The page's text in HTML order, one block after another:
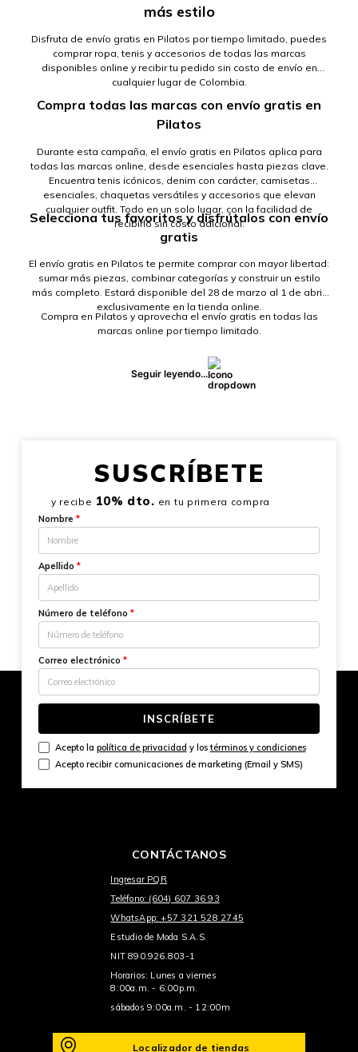
más estilo
Disfruta de envío gratis en Pilatos por tiempo limitado, puedes
comprar ropa, tenis y accesorios de todas las marcas
disponibles online y recibir tu pedido sin costo de envío en
cualquier lugar de Colombia.
Compra todas las marcas con envío gratis en
Pilatos
Durante esta campaña, el envío gratis en Pilatos aplica para
todas las marcas online, desde esenciales hasta piezas clave.
Encuentra tenis icónicos, denim con carácter, camisetas
esenciales, chaquetas versátiles y accesorios que elevan
cualquier outfit. Todo en un solo lugar, con la facilidad de
recibirlo sin costo adicional.
Selecciona tus favoritos y disfrútalos con envío
gratis
El envío gratis en Pilatos te permite comprar con mayor libertad:
sumar más piezas, combinar categorías y construir un estilo
más completo. Estará disponible del 28 de marzo al 1 de abril,
exclusivamente en la tienda online.
Compra en Pilatos y aprovecha el envío gratis en todas las
marcas online por tiempo limitado.
Seguir leyendo...
SUSCRÍBETE
y recibe 10% dto. en tu primera compra
Nombre *
Apellido *
Número de teléfono *
Correo electrónico *
INSCRÍBETE
Acepto la política de privacidad y lostérminos y condiciones
Acepto recibir comunicaciones de marketing (Email y SMS)
CONTÁCTANOS
Ingresar PQR
Teléfono: (604) 607 36 93
WhatsApp: +57 321 528 2745
Estudio de Moda S.A.S.
NIT 890.926.803-1
Horarios: Lunes a viernes
8:00a.m. - 6:00p.m.
sábados 9:00a.m. - 12:00m
Localizador de tiendas